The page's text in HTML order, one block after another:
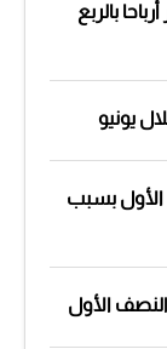
دولار أرباحا بالربع
4.6% في الربع الأول بسبب